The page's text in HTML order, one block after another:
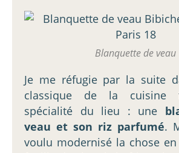
Blanquette de veau
Je me réfugie par la suite
classique de la cuisine
spécialité du lieu : une
veau et son riz parfumé.
voulu modernisé la chose